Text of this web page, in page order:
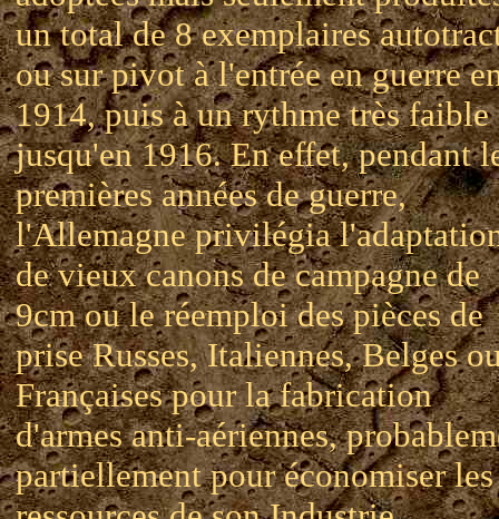
un total de 8 exemplaires
ou sur pivot à l'entrée en guerre
1914, puis à un rythme très faible
jusqu'en 1916. En effet, pendant
premières années de guerre,
l'Allemagne privilégia
de vieux canons de campagne de
9cm ou le réemploi des pièces de
prise Russes, Italiennes, Belges
Françaises pour la fabrication
d'armes anti-aériennes,
partiellement pour économiser les